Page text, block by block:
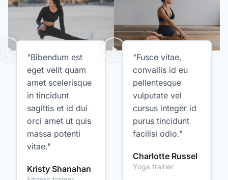
"Bibendum est
eget velit quam
amet scelerisque
in tincidunt
sagittis et id dui
orci amet ut quis
massa potenti
vitae."
Kristy Shanahan
"Fusce vitae,
convallis id eu
pellentesque
vulputate vel
cursus integer id
purus tincidunt
facilisi odio."
Charlotte Russel
Yoga trainer